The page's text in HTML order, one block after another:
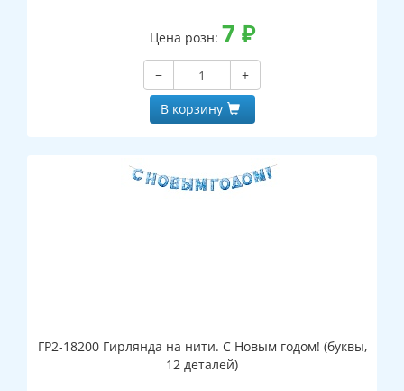
Цена розн: 7 ₽
−
+
В корзину
ГР2-18200 Гирлянда на нити. С Новым годом! (буквы,
12 деталей)